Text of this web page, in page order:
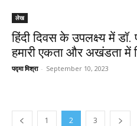
लेख
हिंदी दिवस के उपलक्ष्य में
हमारी एकता और अखंडता में
पद्मा मिश्रा - September 10, 2023
1 2 3